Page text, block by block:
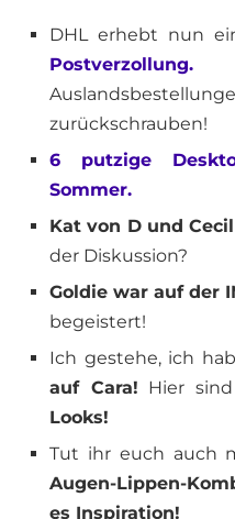
DHL erhebt nun
Postverzollung.
zurückschrauben!
6 putzige
Sommer.
Kat von D und
der Diskussion?
Goldie war auf der
begeistert!
Ich gestehe, ich
auf Cara! Hier
Looks!
Tut ihr euch auch
Augen-Lippen-
es Inspiration!